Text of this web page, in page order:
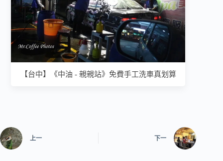
【台中】《中油 - 親親站》免費手工洗車真划算
上一 下一